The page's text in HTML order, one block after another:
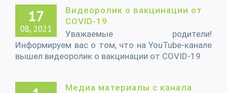
17
08, 2021
Видеоролик о вакцинации от
COVID-19
Уважаемые родители!
Информируем вас о том, что на YouTube-канале
вышел видеоролик о вакцинации от COVID-19
Медиа материалы с канала